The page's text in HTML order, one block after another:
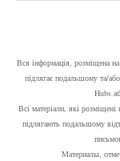
Вся інформація, розміщена на
підлягає подальшому та/
Hubs
Всі матеріали, які розміщені
підлягають подальшому
Материалы,